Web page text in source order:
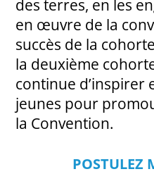
des terres, en les
en œuvre de la
succès de la
la deuxième
continue d’inspirer
jeunes pour
la Convention.
POSTULEZ